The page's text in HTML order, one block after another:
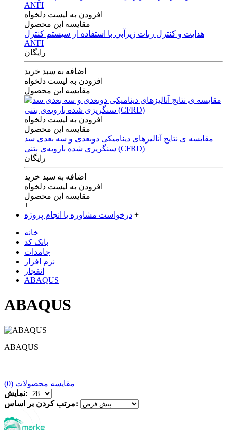
افزودن به لیست دلخواه
مقایسه این محصول
هدايت و كنترل ربات زيرآبي با استفاده از سيستم كنترل
ANFI
رایگان
اضافه به سبد خرید
افزودن به لیست دلخواه
مقایسه این محصول
افزودن به لیست دلخواه
مقایسه این محصول
مقایسه ی‌ نتایج آنالیزهای‌ دینامیکی‌ دوبعدی‌ و‌ سه بعدی‌ سد
سنگریزی‌ شده با‌رویه‌ی‌ بتنی‌ (CFRD)
رایگان
اضافه به سبد خرید
افزودن به لیست دلخواه
مقایسه این محصول
+
درخواست مشاوره یا انجام پروژه +
خانه
بانک کد
جامدات
نرم افزار
انفجار
ABAQUS
ABAQUS
ABAQUS
مقایسه محصولات (0)
نمایش:
مرتب کردن بر اساس: